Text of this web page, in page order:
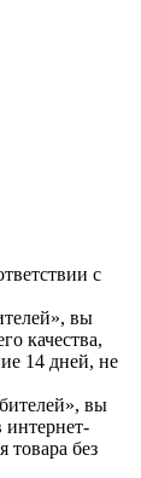
с
вы
качества,
14 дней, не
вы
интернет-
товара без